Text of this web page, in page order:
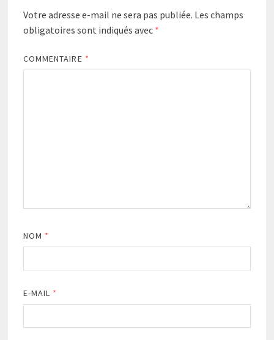
Votre adresse e-mail ne sera pas publiée. Les champs
obligatoires sont indiqués avec *
COMMENTAIRE *
NOM *
E-MAIL *